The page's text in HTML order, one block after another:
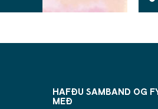
HAFÐU SAMBAND OG
MEÐ